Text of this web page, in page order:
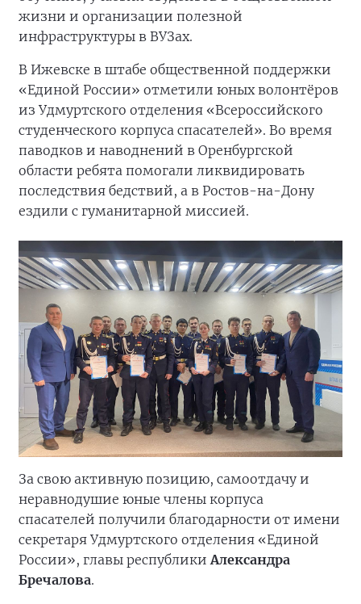
жизни и организации полезной
инфраструктуры в ВУЗах.
В Ижевске в штабе общественной поддержки
«Единой России» отметили юных волонтёров
из Удмуртского отделения «Всероссийского
студенческого корпуса спасателей». Во время
паводков и наводнений в Оренбургской
области ребята помогали ликвидировать
последствия бедствий, а в Ростов-на-Дону
ездили с гуманитарной миссией.
За свою активную позицию, самоотдачу и
неравнодушие юные члены корпуса
спасателей получили благодарности от имени
секретаря Удмуртского отделения «Единой
России», главы республикиАлександра
Бречалова.